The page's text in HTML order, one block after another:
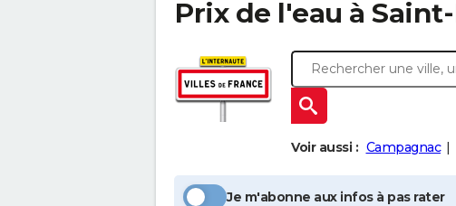
Prix de l'eau à
Voir aussi : Campagnac
Je m'abonne aux infos à pas rater